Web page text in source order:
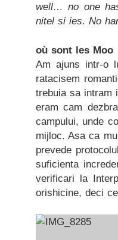
well… no one
nitel si ies. No
où sont les Moo
Am ajuns intr-o
ratacisem
trebuia sa intram
eram cam
campului, unde
mijloc. Asa ca
prevede
suficienta
verificari la
orishicine, deci